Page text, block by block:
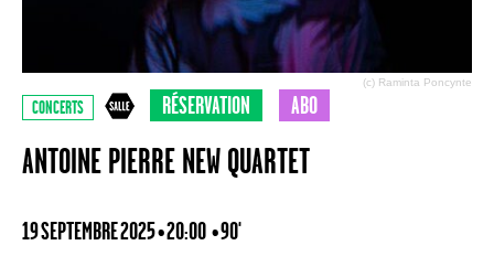
(c) Raminta Poncynte
CONCERTS RÉSERVATION ABO
ANTOINE PIERRE NEW QUARTET
19 SEPTEMBRE 2025 • 20:00 • 90'